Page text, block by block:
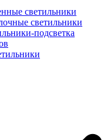
светильники
светильники
подсветка